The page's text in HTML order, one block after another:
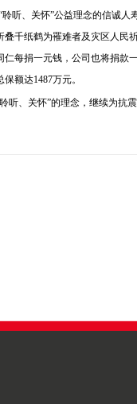
听、关怀”公益理念的信诚
千纸鹤为罹难者及灾区人民
每捐一元钱，公司也将捐款
保额达1487万元。
听、关怀”的理念，继续为抗